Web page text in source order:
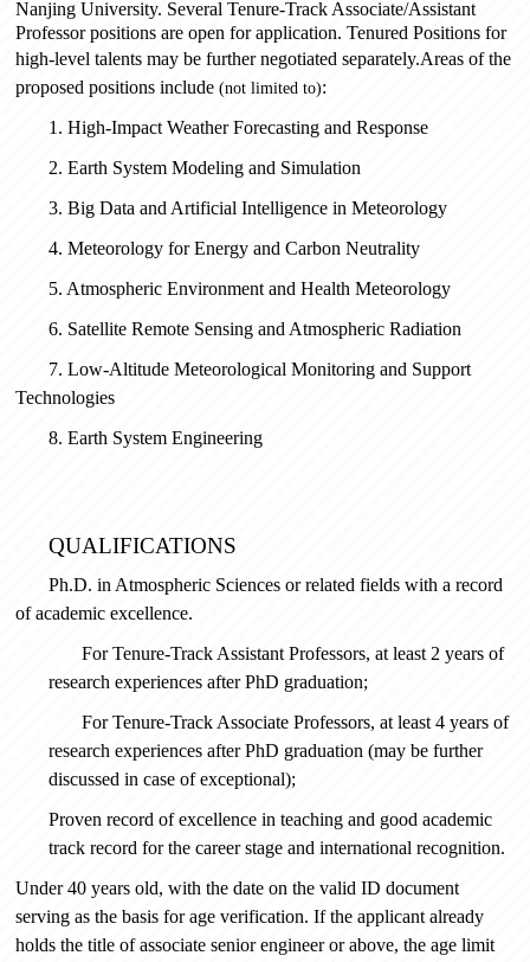
Nanjing University. SeveralTenure-Track Associate/Assistant
Professor positions are open for application.TenuredPositionsfor
high-level talents may be further negotiated separately.Areas of the
proposed positions include (not limited to):
1.High-Impact Weather Forecasting and Response
2.Earth System Modeling and Simulation
3.Big Data and Artificial Intelligence in Meteorology
4.Meteorology for Energy and Carbon Neutrality
5. Atmospheric Environment and Health Meteorology
6. Satellite Remote Sensing and Atmospheric Radiation
7.Low-Altitude Meteorological Monitoring and Support
Technologies
8.Earth System Engineering
QUALIFICATIONS
Ph.D. in Atmospheric Sciences or related fields with a record
of academic excellence.
ForTenure-Track Assistant Professors, at least 2 years of
research experiences after PhD graduation;
ForTenure-Track Associate Professors, at least4 yearsof
research experiences after PhD graduation (may be further
discussed in case of exceptional);
Proven record of excellence in teaching and good academic
track record for the career stage and international recognition.
Under 40 years old, with the date on the valid ID document
serving as the basis for age verification. If the applicant already
holds the title of associate senior engineer or above, the age limit